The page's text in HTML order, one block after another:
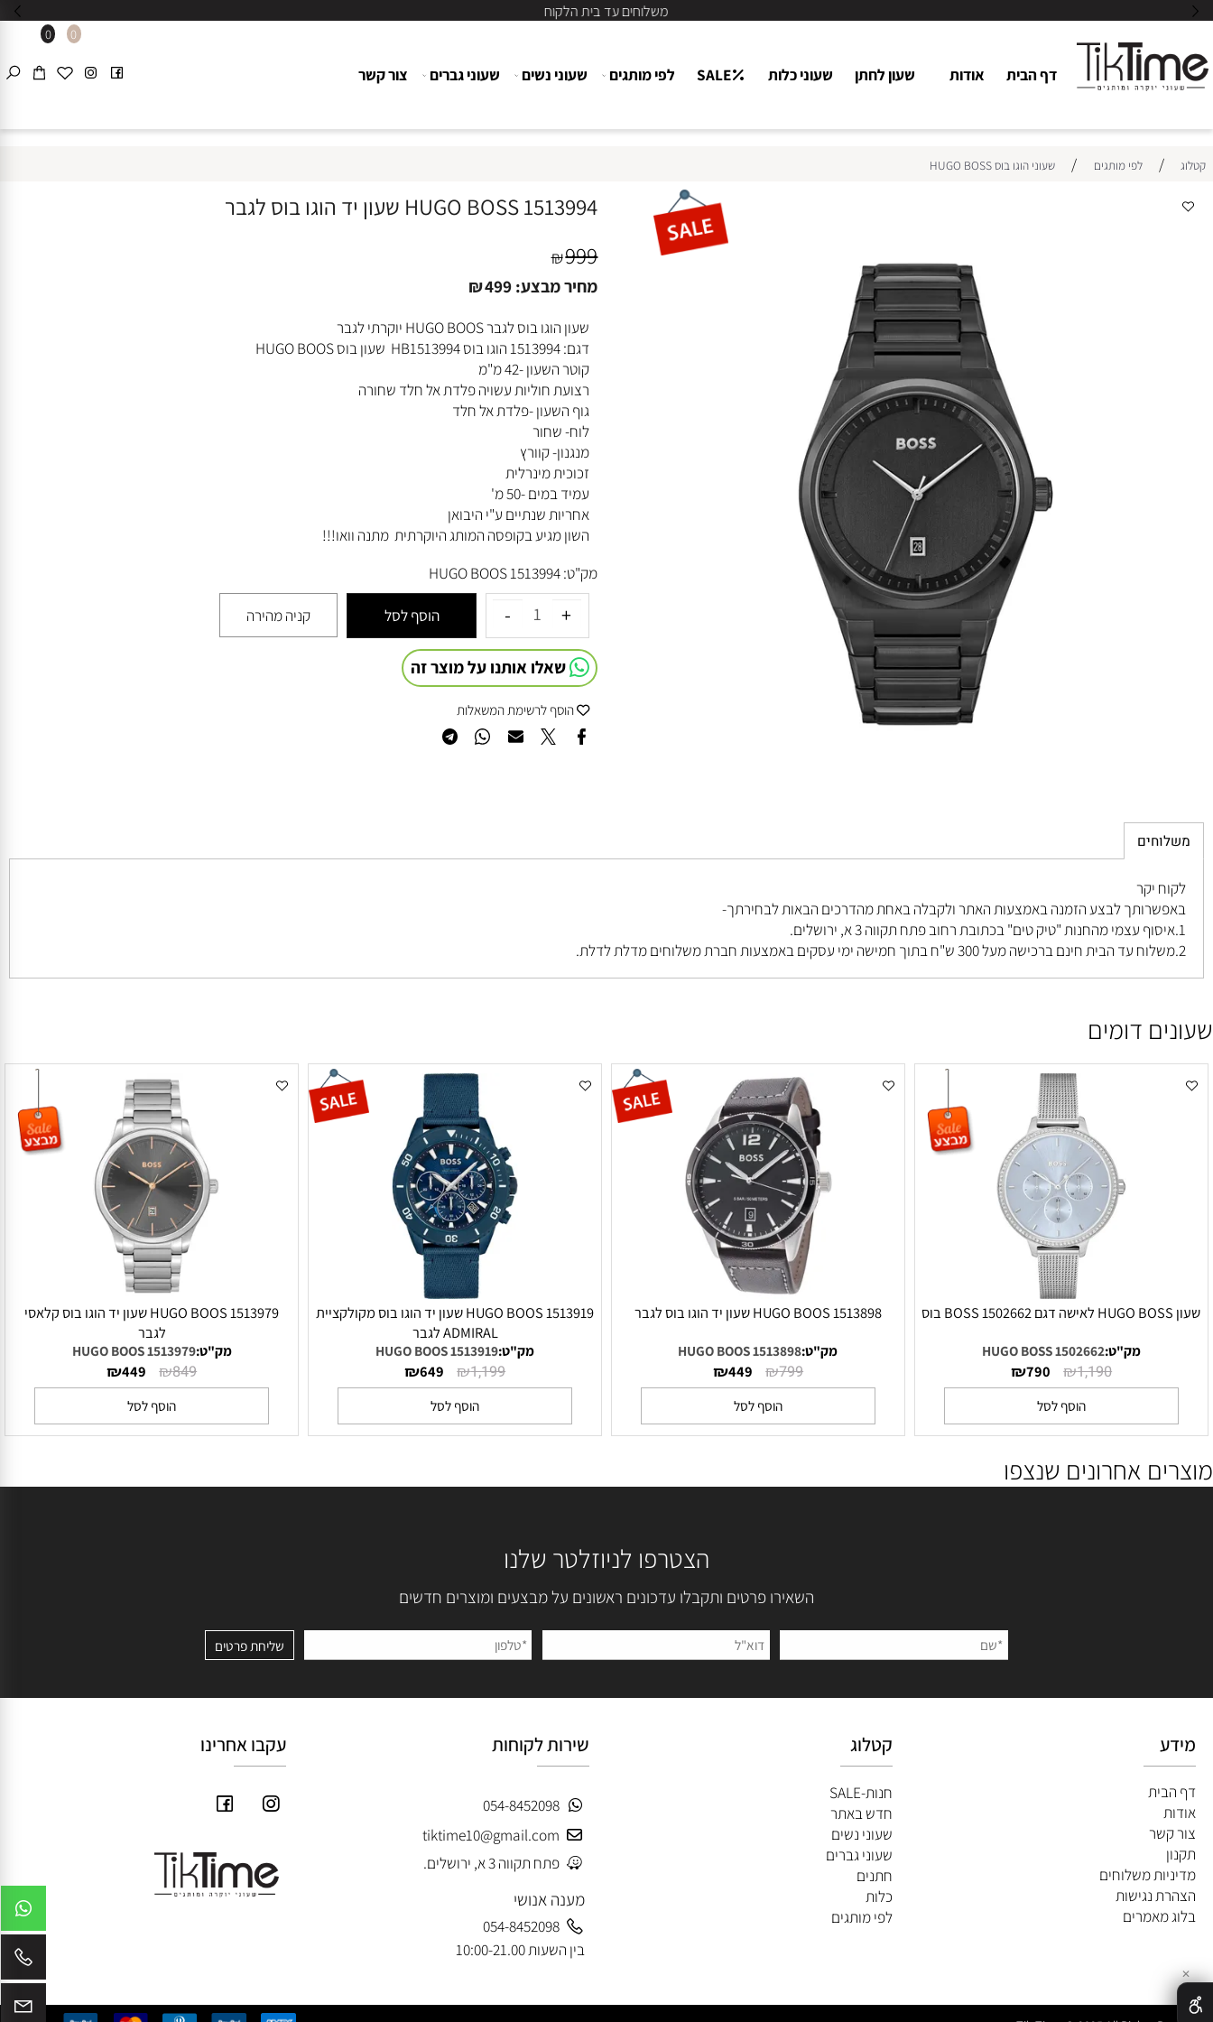
משלוחים עד בית הלקוח
0 0
דף הבית אודות שעון לחתן שעוני כלות SALE לפי מותגים שעוני נשים שעוני גברים צור קשר
לפי מותגים / שעוני הוגו בוס HUGO BOSS
HUGO BOSS 1513994 שעון יד הוגו בוס לגבר
₪999
מחיר מבצע: ₪499
שעון הוגו בוס לגבר HUGO BOOS יוקרתי לגבר
דגם: 1513994 הוגו בוס HB1513994 שעון בוס HUGO BOOS
קוטר השעון -42 מ"מ
רצועת חוליות עשויה פלדת אל חלד שחורה
גוף השעון -פלדת אל חלד
לוח- שחור
מנגנון- קוורץ
זכוכית מינרלית
עמיד במים -50 מ'
אחריות שנתיים ע"י היבואן
מק"ט:1513994 HUGO BOOS
הוסף לסל קניה מהירה
שאלו אותנו על מוצר זה
הוסף לרשימת המשאלות
לבצע הזמנה באמצעות האתר ולקבלה באחת מהדרכים הבאות לבחירתך-
דומים
₪1,190
₪790
הוסף לסל
₪799
₪449
1513919 HUGO BOOS שעון יד הוגו בוס מקולקציית
ADMIRAL לגבר
1513919 HUGO BOOS
₪1,199
₪649
1513979 HUGO BOOS שעון יד הוגו בוס קלאסי
לגבר
1513979 HUGO BOOS
₪849
₪449
הצטרפו לניוזלטר שלנו
השאירו פרטים ותקבלו עדכונים ראשונים על מבצעים ומוצרים חדשים
קטלוג
חדש באתר
שעוני נשים
שירות לקוחות
tiktime10@gmail.com
פתח תקווה 3 א, ירושלים.
054-8452098
עקבו אחרינו